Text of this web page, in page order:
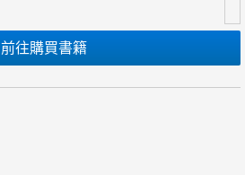
前往購買書籍